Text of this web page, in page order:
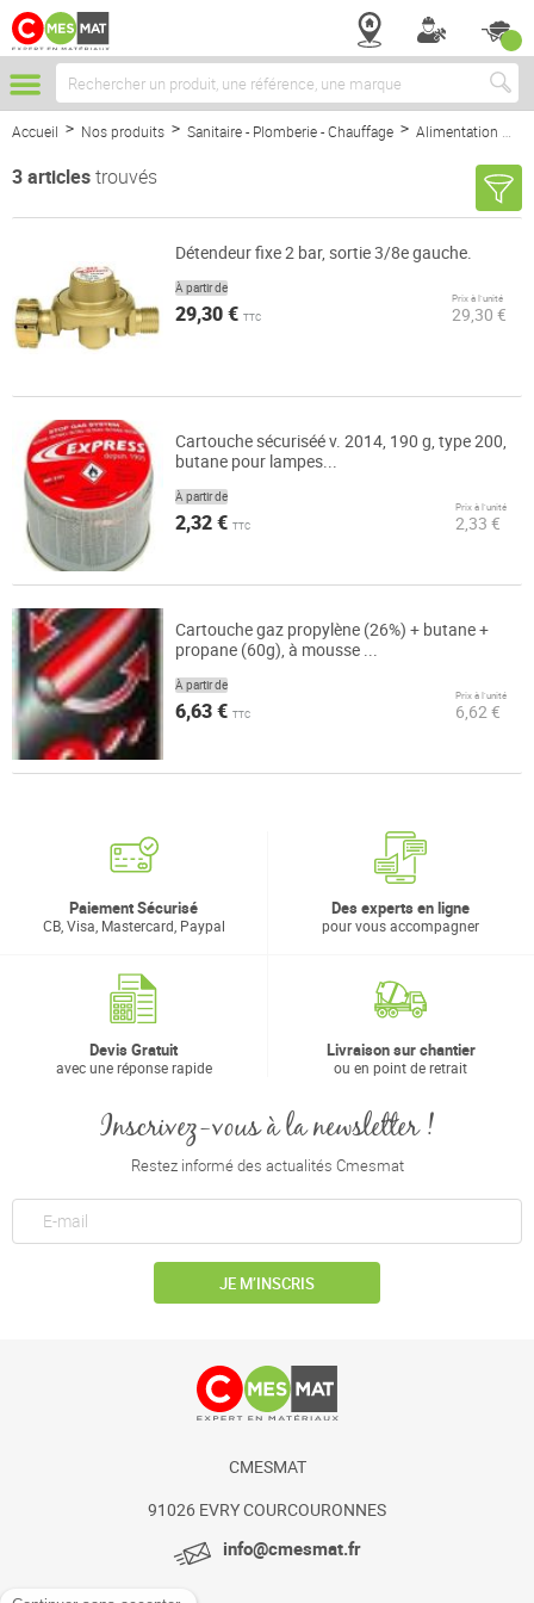
Chercher
Accueil Nos produits Sanitaire - Plomberie - Chauffage Alimentation
3articlestrouvés
Détendeur fixe 2 bar, sortie 3/8e gauche.
À partir de
29,30 € TTC
Prix à l’unité
29,30 €
Cartouche sécuriséé v. 2014, 190 g, type 200,
butane pour lampes...
À partir de
2,32 € TTC
Prix à l’unité
2,33 €
Cartouche gaz propylène (26%) + butane +
propane (60g), à mousse ...
À partir de
6,63 € TTC
Prix à l’unité
6,62 €
Paiement Sécurisé
CB, Visa, Mastercard, Paypal
Des experts en ligne
pour vous accompagner
Devis Gratuit
avec une réponse rapide
Livraison sur chantier
ou en point de retrait
Inscrivez-vous à la newsletter !
Restez informé des actualités Cmesmat
JE M’INSCRIS
CMESMAT
91026 EVRY COURCOURONNES
info@cmesmat.fr